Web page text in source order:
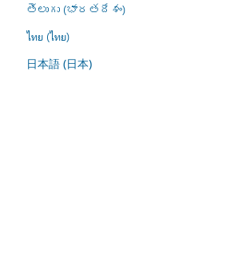
తెలుగు (భారతదేశం)
ไทย (ไทย)
日本語 (日本)